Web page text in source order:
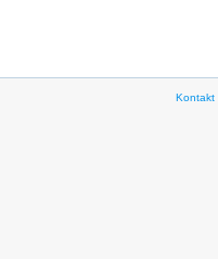
Kontakt